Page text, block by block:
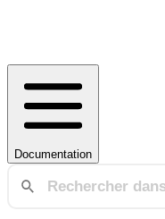
Documentation